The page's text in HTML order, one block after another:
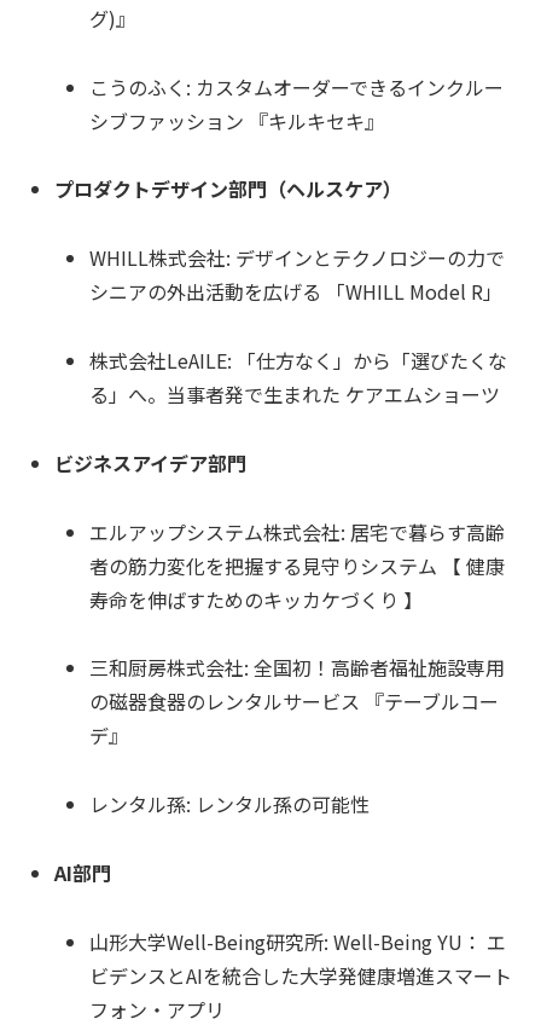
グ)』
こうのふく: カスタムオーダーできるインクルー
シブファッション 『キルキセキ』
プロダクトデザイン部門（ヘルスケア）
WHILL株式会社: デザインとテクノロジーの力で
シニアの外出活動を広げる 「WHILL Model R」
株式会社LeAILE: 「仕方なく」から「選びたくな
る」へ。当事者発で生まれた ケアエムショーツ
ビジネスアイデア部門
エルアップシステム株式会社: 居宅で暮らす高齢
者の筋力変化を把握する見守りシステム 【 健康
寿命を伸ばすためのキッカケづくり 】
三和厨房株式会社: 全国初！高齢者福祉施設専用
の磁器食器のレンタルサービス 『テーブルコー
デ』
レンタル孫: レンタル孫の可能性
AI部門
山形大学Well-Being研究所: Well-Being YU： エ
ビデンスとAIを統合した大学発健康増進スマート
フォン・アプリ